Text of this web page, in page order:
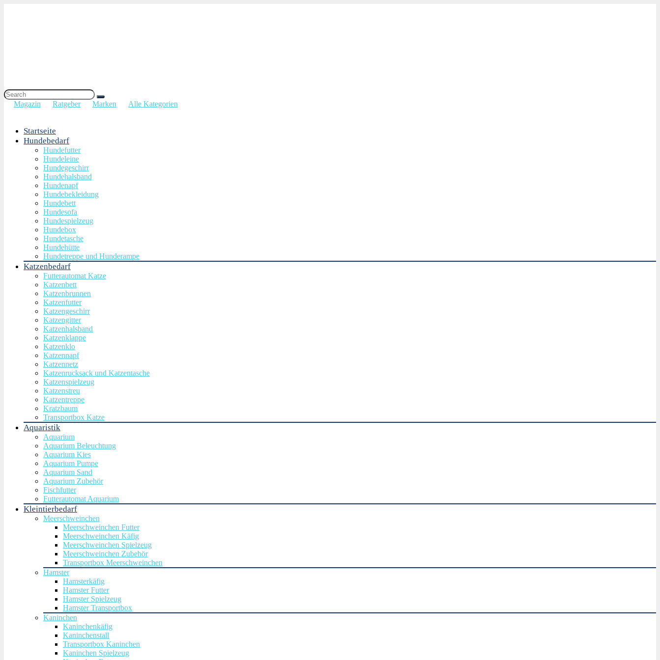
Magazin Ratgeber Marken Alle Kategorien
Startseite
Hundebedarf
Hundefutter
Hundeleine
Hundegeschirr
Hundehalsband
Hundenapf
Hundebekleidung
Hundebett
Hundesofa
Hundespielzeug
Hundebox
Hundetasche
Hundehütte
Hundetreppe und Hunderampe
Katzenbedarf
Futterautomat Katze
Katzenbett
Katzenbrunnen
Katzenfutter
Katzengeschirr
Katzengitter
Katzenhalsband
Katzenklappe
Katzenklo
Katzennapf
Katzennetz
Katzenrucksack und Katzentasche
Katzenspielzeug
Katzenstreu
Katzentreppe
Kratzbaum
Transportbox Katze
Aquaristik
Aquarium
Aquarium Beleuchtung
Aquarium Kies
Aquarium Pumpe
Aquarium Sand
Aquarium Zubehör
Fischfutter
Futterautomat Aquarium
Kleintierbedarf
Meerschweinchen
Meerschweinchen Futter
Meerschweinchen Käfig
Meerschweinchen Spielzeug
Meerschweinchen Zubehör
Transportbox Meerschweinchen
Hamster
Hamsterkäfig
Hamster Futter
Hamster Spielzeug
Hamster Transportbox
Kaninchen
Kaninchenkäfig
Kaninchenstall
Transportbox Kaninchen
Kaninchen Spielzeug